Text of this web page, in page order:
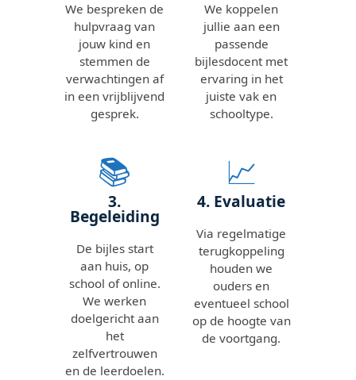
We bespreken de
hulpvraag van
jouw kind en
stemmen de
verwachtingen af
in een vrijblijvend
gesprek.
We koppelen
jullie aan een
passende
bijlesdocent met
ervaring in het
juiste vak en
schooltype.
📚
3.
Begeleiding
De bijles start
aan huis, op
school of online.
We werken
doelgericht aan
het
zelfvertrouwen
en de leerdoelen.
📈
4. Evaluatie
Via regelmatige
terugkoppeling
houden we
ouders en
eventueel school
op de hoogte van
de voortgang.